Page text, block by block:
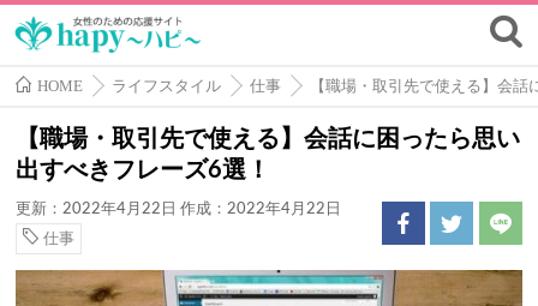
HOME ライフスタイル 仕事 【職場・取引先で使える】会
【職場・取引先で使える】会話に困ったら思い
出すべきフレーズ6選！
更新：2022年4月22日 作成：2022年4月22日
仕事